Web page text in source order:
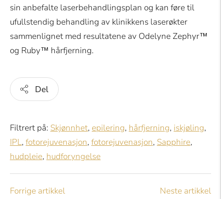
sin anbefalte laserbehandlingsplan og kan føre til
ufullstendig behandling av klinikkens laserøkter
sammenlignet med resultatene av Odelyne Zephyr™
og Ruby™ hårfjerning.
Del
Filtrert på: Skjønnhet, epilering, hårfjerning, iskjøling,
IPL, fotorejuvenasjon, fotorejuvenasjon, Sapphire,
hudpleie, hudforyngelse
Forrige artikkel Neste artikkel